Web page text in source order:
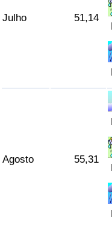
Julho 51,14
Agosto 55,31